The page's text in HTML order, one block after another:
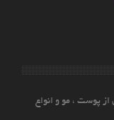
پوست ، مو و انواع